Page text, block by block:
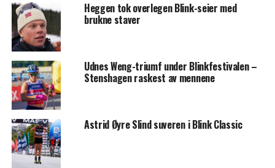
Heggen tok overlegen Blink-seier med
brukne staver
Udnes Weng-triumf under Blinkfestivalen –
Stenshagen raskest av mennene
Astrid Øyre Slind suveren i Blink Classic